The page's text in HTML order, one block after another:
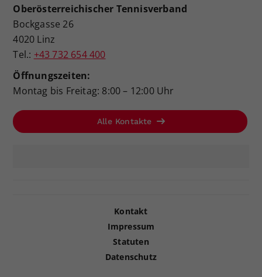
Oberösterreichischer Tennisverband
Bockgasse 26
4020 Linz
Tel.: +43 732 654 400
Öffnungszeiten:
Montag bis Freitag: 8:00 – 12:00 Uhr
Alle Kontakte
Kontakt
Impressum
Statuten
Datenschutz